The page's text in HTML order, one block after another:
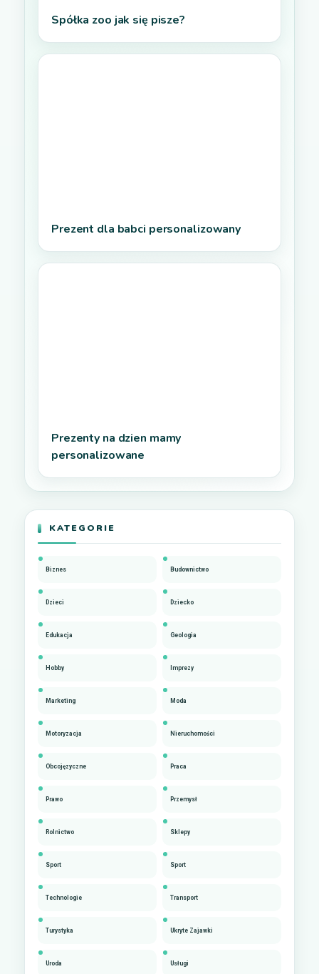
Spółka zoo jak się pisze?
Prezent dla babci personalizowany
Prezenty na dzien mamy
personalizowane
KATEGORIE
Biznes Budownictwo
Dzieci Dziecko
Edukacja Geologia
Hobby Imprezy
Marketing Moda
Motoryzacja Nieruchomości
Obcojęzyczne Praca
Prawo Przemysł
Rolnictwo Sklepy
Sport Sport
Technologie Transport
Turystyka Ukryte Zajawki
Uroda Usługi